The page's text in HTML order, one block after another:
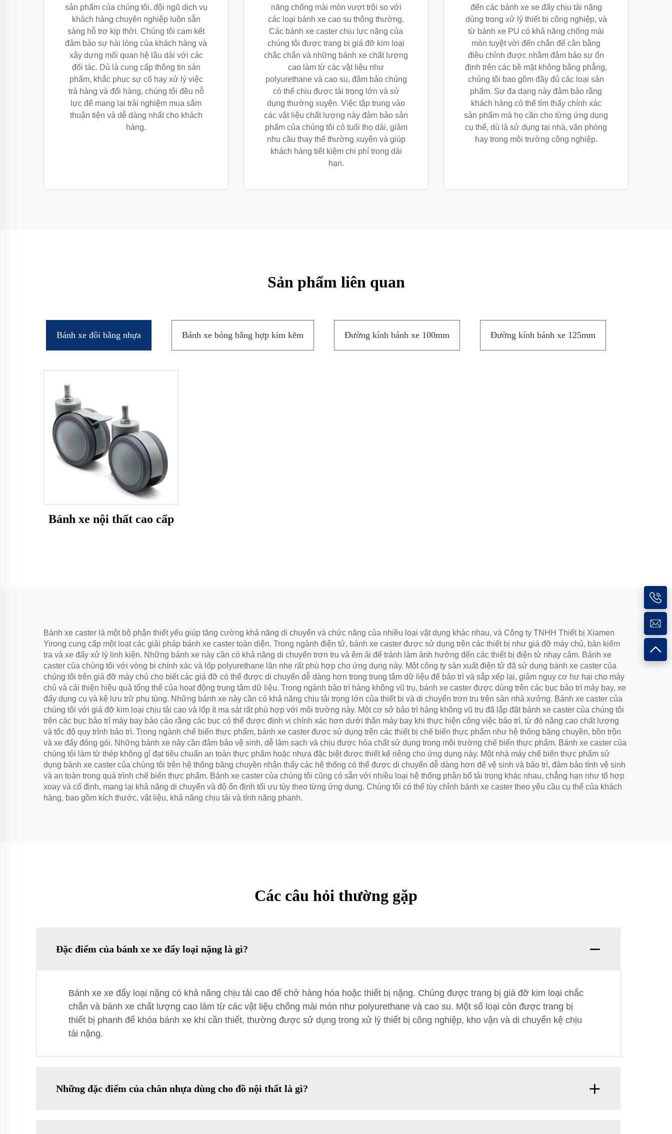
sản phẩm của chúng tôi, đội ngũ dịch vụ
khách hàng chuyên nghiệp luôn sẵn
sàng hỗ trợ kịp thời. Chúng tôi cam kết
đảm bảo sự hài lòng của khách hàng và
xây dựng mối quan hệ lâu dài với các
đối tác. Dù là cung cấp thông tin sản
phẩm, khắc phục sự cố hay xử lý việc
trả hàng và đổi hàng, chúng tôi đều nỗ
lực để mang lại trải nghiệm mua sắm
thuận tiện và dễ dàng nhất cho khách
hàng.
năng chống mài mòn vượt trội so với
các loại bánh xe cao su thông thường.
Các bánh xe caster chịu lực nặng của
chúng tôi được trang bị giá đỡ kim loại
chắc chắn và những bánh xe chất lượng
cao làm từ các vật liệu như
polyurethane và cao su, đảm bảo chúng
có thể chịu được tải trọng lớn và sử
dụng thường xuyên. Việc tập trung vào
các vật liệu chất lượng này đảm bảo sản
phẩm của chúng tôi có tuổi thọ dài, giảm
nhu cầu thay thế thường xuyên và giúp
khách hàng tiết kiệm chi phí trong dài
hạn.
đến các bánh xe xe đẩy chịu tải nặng
dùng trong xử lý thiết bị công nghiệp, và
từ bánh xe PU có khả năng chống mài
mòn tuyệt vời đến chân đế cân bằng
điều chỉnh được nhằm đảm bảo sự ổn
định trên các bề mặt không bằng phẳng,
chúng tôi bao gồm đầy đủ các loại sản
phẩm. Sự đa dạng này đảm bảo rằng
khách hàng có thể tìm thấy chính xác
sản phẩm mà họ cần cho từng ứng dụng
cụ thể, dù là sử dụng tại nhà, văn phòng
hay trong môi trường công nghiệp.
Sản phẩm liên quan
Bánh xe đôi bằng nhựa Bánh xe bóng bằng hợp kim kẽm Đường kính bánh xe 100mm Đường kính bánh xe 125mm
Bánh xe nội thất cao cấp
Bánh xe caster là một bộ phận thiết yếu giúp tăng cường khả năng di chuyển và chức năng của nhiều loại vật dụng khác nhau, và Công ty TNHH Thiết bị Xiamen
Yirong cung cấp một loạt các giải pháp bánh xe caster toàn diện. Trong ngành điện tử, bánh xe caster được sử dụng trên các thiết bị như giá đỡ máy chủ, bàn kiểm
tra và xe đẩy xử lý linh kiện. Những bánh xe này cần có khả năng di chuyển trơn tru và êm ái để tránh làm ảnh hưởng đến các thiết bị điện tử nhạy cảm. Bánh xe
caster của chúng tôi với vòng bi chính xác và lốp polyurethane lăn nhẹ rất phù hợp cho ứng dụng này. Một công ty sản xuất điện tử đã sử dụng bánh xe caster của
chúng tôi trên giá đỡ máy chủ cho biết các giá đỡ có thể được di chuyển dễ dàng hơn trong trung tâm dữ liệu để bảo trì và sắp xếp lại, giảm nguy cơ hư hại cho máy
chủ và cải thiện hiệu quả tổng thể của hoạt động trung tâm dữ liệu. Trong ngành bảo trì hàng không vũ trụ, bánh xe caster được dùng trên các bục bảo trì máy bay, xe
đẩy dụng cụ và kệ lưu trữ phụ tùng. Những bánh xe này cần có khả năng chịu tải trọng lớn của thiết bị và di chuyển trơn tru trên sàn nhà xưởng. Bánh xe caster của
chúng tôi với giá đỡ kim loại chịu tải cao và lốp ít ma sát rất phù hợp với môi trường này. Một cơ sở bảo trì hàng không vũ trụ đã lắp đặt bánh xe caster của chúng tôi
trên các bục bảo trì máy bay báo cáo rằng các bục có thể được định vị chính xác hơn dưới thân máy bay khi thực hiện công việc bảo trì, từ đó nâng cao chất lượng
và tốc độ quy trình bảo trì. Trong ngành chế biến thực phẩm, bánh xe caster được sử dụng trên các thiết bị chế biến thực phẩm như hệ thống băng chuyền, bồn trộn
và xe đẩy đóng gói. Những bánh xe này cần đảm bảo vệ sinh, dễ làm sạch và chịu được hóa chất sử dụng trong môi trường chế biến thực phẩm. Bánh xe caster của
chúng tôi làm từ thép không gỉ đạt tiêu chuẩn an toàn thực phẩm hoặc nhựa đặc biệt được thiết kế riêng cho ứng dụng này. Một nhà máy chế biến thực phẩm sử
dụng bánh xe caster của chúng tôi trên hệ thống băng chuyền nhận thấy các hệ thống có thể được di chuyển dễ dàng hơn để vệ sinh và bảo trì, đảm bảo tính vệ sinh
và an toàn trong quá trình chế biến thực phẩm. Bánh xe caster của chúng tôi cũng có sẵn với nhiều loại hệ thống phân bổ tải trọng khác nhau, chẳng hạn như tổ hợp
xoay và cố định, mang lại khả năng di chuyển và độ ổn định tối ưu tùy theo từng ứng dụng. Chúng tôi có thể tùy chỉnh bánh xe caster theo yêu cầu cụ thể của khách
hàng, bao gồm kích thước, vật liệu, khả năng chịu tải và tính năng phanh.
Các câu hỏi thường gặp
Đặc điểm của bánh xe xe đẩy loại nặng là gì?
Bánh xe xe đẩy loại nặng có khả năng chịu tải cao để chở hàng hóa hoặc thiết bị nặng. Chúng được trang bị giá đỡ kim loại chắc
chắn và bánh xe chất lượng cao làm từ các vật liệu chống mài mòn như polyurethane và cao su. Một số loại còn được trang bị
thiết bị phanh để khóa bánh xe khi cần thiết, thường được sử dụng trong xử lý thiết bị công nghiệp, kho vận và di chuyển kệ chịu
tải nặng.
Những đặc điểm của chân nhựa dùng cho đồ nội thất là gì?